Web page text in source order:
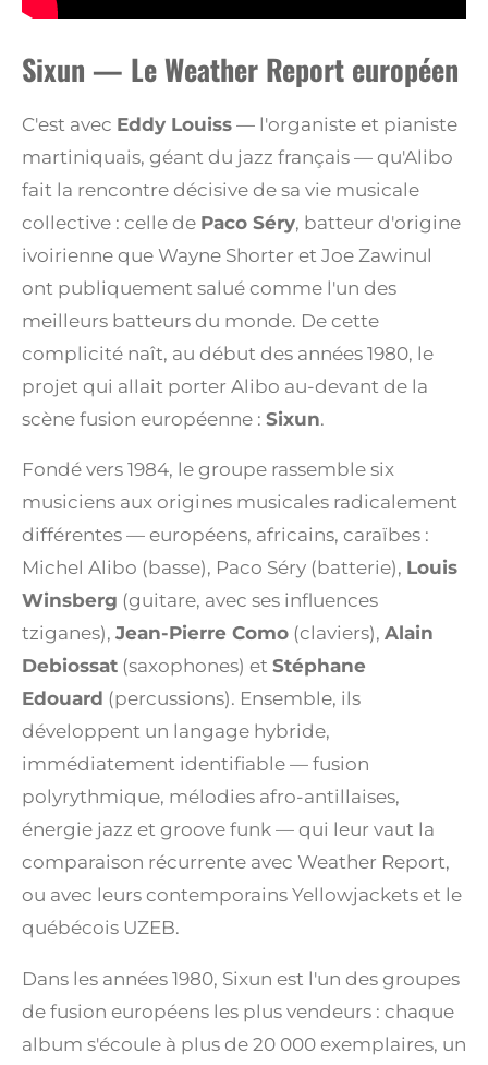
Sixun — Le Weather Report européen
C'est avec Eddy Louiss — l'organiste et pianiste
martiniquais, géant du jazz français — qu'Alibo
fait la rencontre décisive de sa vie musicale
collective : celle de Paco Séry, batteur d'origine
ivoirienne que Wayne Shorter et Joe Zawinul
ont publiquement salué comme l'un des
meilleurs batteurs du monde. De cette
complicité naît, au début des années 1980, le
projet qui allait porter Alibo au-devant de la
scène fusion européenne : Sixun.
Fondé vers 1984, le groupe rassemble six
musiciens aux origines musicales radicalement
différentes — européens, africains, caraïbes :
Michel Alibo (basse), Paco Séry (batterie), Louis
Winsberg (guitare, avec ses influences
tziganes), Jean-Pierre Como (claviers), Alain
Debiossat (saxophones) et Stéphane
Edouard (percussions). Ensemble, ils
développent un langage hybride,
immédiatement identifiable — fusion
polyrythmique, mélodies afro-antillaises,
énergie jazz et groove funk — qui leur vaut la
comparaison récurrente avec Weather Report,
ou avec leurs contemporains Yellowjackets et le
québécois UZEB.
Dans les années 1980, Sixun est l'un des groupes
de fusion européens les plus vendeurs : chaque
album s'écoule à plus de 20 000 exemplaires, un